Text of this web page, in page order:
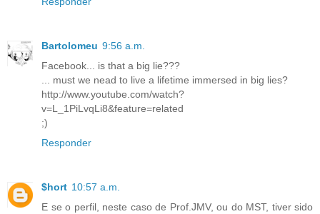
Bartolomeu 9:56 a.m.
Facebook... is that a big lie???
... must we nead to live a lifetime immersed in big lies?
http://www.youtube.com/watch?
v=L_1PiLvqLi8&feature=related
;)
Responder
$hort 10:57 a.m.
E se o perfil, neste caso de Prof.JMV, ou do MST, tiver sido